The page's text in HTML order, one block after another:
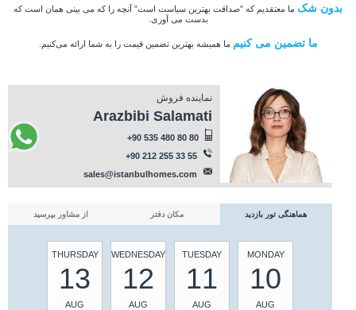
بدون شک ما معتقدیم که ”صداقت بهترین سیاست است” آنچه را که می بینی همان است که
بدست می آوری.
ما تضمین می کنیم ما همیشه بهترین تضمین قیمت را به شما ارائه می‌کنیم.
نماینده فروش
Arazbibi Salamati
+90 535 480 80 80
+90 212 255 33 55
sales@istanbulhomes.com
هماهنگی تور بازدید مکان دفتر از مشاور بپرسید
MONDAY
10
AUG
TUESDAY
11
AUG
WEDNESDAY
12
AUG
THURSDAY
13
AUG